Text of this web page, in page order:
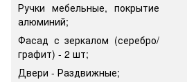
Ручки мебельные, покрытие
алюминий;
Фасад с зеркалом (серебро/
графит) - 2 шт;
Двери - Раздвижные;